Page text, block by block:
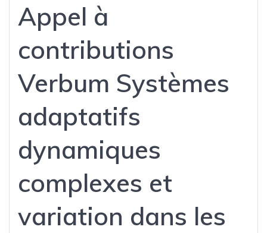
Appel à
contributions
Verbum Systèmes
adaptatifs
dynamiques
complexes et
variation dans les